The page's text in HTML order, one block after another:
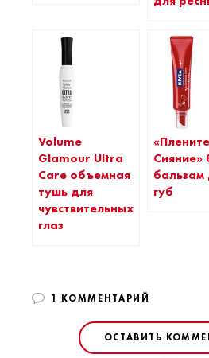
Volume
Glamour Ultra
Care объемная
тушь для
чувствительных
глаз
Сияние»
бальзам
губ
1 КОММЕНТАРИЙ
ОСТАВИТЬ